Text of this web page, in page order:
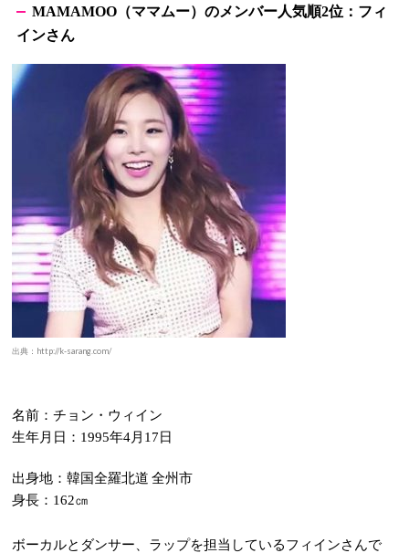
MAMAMOO （ママムー）のメンバー人気順2位：フィ
インさん
出典：http://k-sarang.com/
名前：チョン・ウィイン
生年月日： 1995年4月 17日
出身地：韓国全羅北道 全州市
身長： 162㎝
ボーカルとダンサー、ラップを担当しているフィインさんで